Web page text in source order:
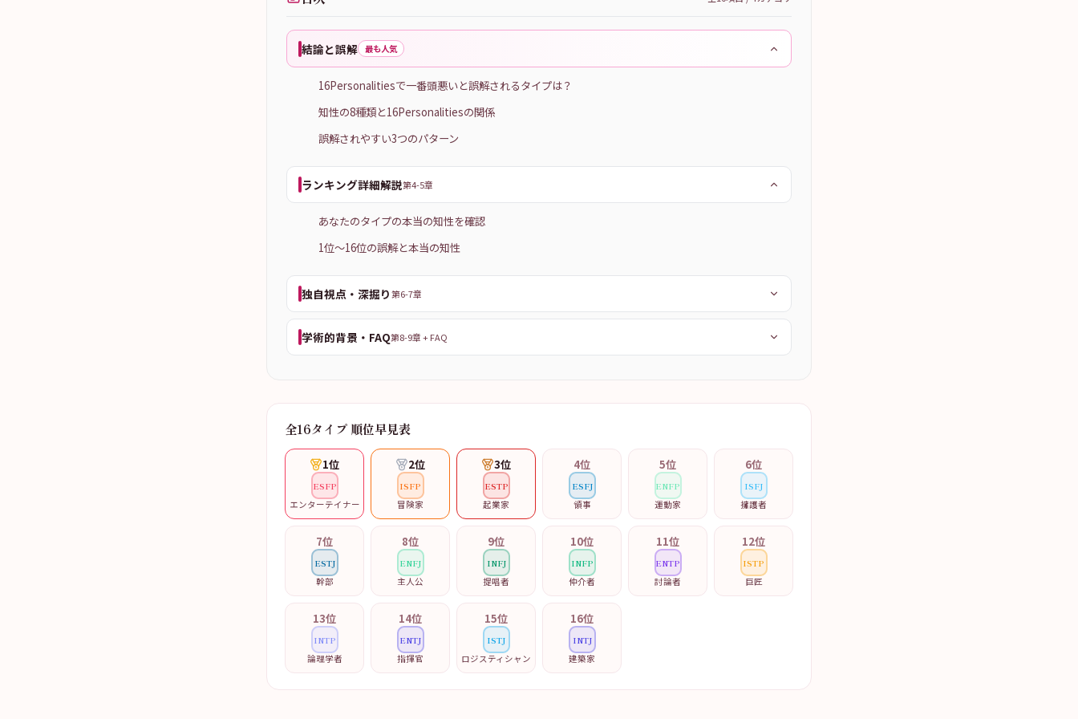
結論と誤解 最も人気
16Personalitiesで一番頭悪いと誤解されるタイプは？
知性の8種類と16Personalitiesの関係
誤解されやすい3つのパターン
ランキング詳細解説第4-5章
あなたのタイプの本当の知性を確認
1位〜16位の誤解と本当の知性
独自視点・深掘り第6-7章
学術的背景・FAQ第8-9章 + FAQ
全16タイプ 順位早見表
1位
ESFP
エンターテイナー
2位
ISFP
冒険家
3位
ESTP
起業家
4位
ESFJ
領事
5位
ENFP
運動家
6位
ISFJ
擁護者
7位
ESTJ
幹部
8位
ENFJ
主人公
9位
INFJ
提唱者
10位
INFP
仲介者
11位
ENTP
討論者
12位
ISTP
巨匠
13位
INTP
論理学者
14位
ENTJ
指揮官
15位
ISTJ
ロジスティシャン
16位
INTJ
建築家